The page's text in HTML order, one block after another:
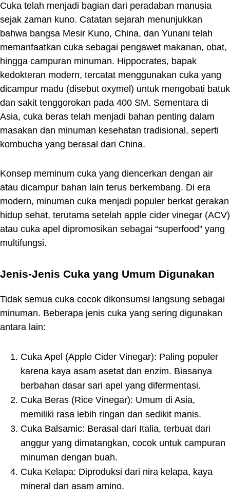
Cuka telah menjadi bagian dari peradaban manusia
sejak zaman kuno. Catatan sejarah menunjukkan
bahwa bangsa Mesir Kuno, China, dan Yunani telah
memanfaatkan cuka sebagai pengawet makanan, obat,
hingga campuran minuman. Hippocrates, bapak
kedokteran modern, tercatat menggunakan cuka yang
dicampur madu (disebut oxymel) untuk mengobati batuk
dan sakit tenggorokan pada 400 SM. Sementara di
Asia, cuka beras telah menjadi bahan penting dalam
masakan dan minuman kesehatan tradisional, seperti
kombucha yang berasal dari China.
Konsep meminum cuka yang diencerkan dengan air
atau dicampur bahan lain terus berkembang. Di era
modern, minuman cuka menjadi populer berkat gerakan
hidup sehat, terutama setelah apple cider vinegar (ACV)
atau cuka apel dipromosikan sebagai “superfood” yang
multifungsi.
Jenis-Jenis Cuka yang Umum Digunakan
Tidak semua cuka cocok dikonsumsi langsung sebagai
minuman. Beberapa jenis cuka yang sering digunakan
antara lain:
Cuka Apel (Apple Cider Vinegar): Paling populer
karena kaya asam asetat dan enzim. Biasanya
berbahan dasar sari apel yang difermentasi.
Cuka Beras (Rice Vinegar): Umum di Asia,
memiliki rasa lebih ringan dan sedikit manis.
Cuka Balsamic: Berasal dari Italia, terbuat dari
anggur yang dimatangkan, cocok untuk campuran
minuman dengan buah.
Cuka Kelapa: Diproduksi dari nira kelapa, kaya
mineral dan asam amino.